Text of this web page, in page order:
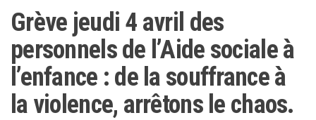
Grève jeudi 4 avril des
personnels de l’Aide sociale à
l’enfance : de la souffrance à
la violence, arrêtons le chaos.